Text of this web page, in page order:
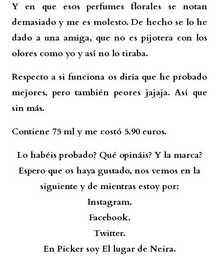
Y en que esos perfumes florales se notan
demasiado y me es molesto. De hecho se lo he
dado a una amiga, que no es pijotera con los
olores como yo y así no lo tiraba.
Respecto a si funciona os diría que he probado
mejores, pero también peores jajaja. Así que
sin más.
Contiene 75 ml y me costó 5.90 euros.
Lo habéis probado? Qué opináis? Y la marca?
Espero que os haya gustado, nos vemos en la
siguiente y de mientras estoy por:
Instagram.
Facebook.
Twitter.
En Picker soy El lugar de Neira.